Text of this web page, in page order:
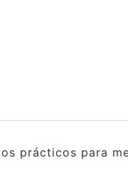
prácticos para